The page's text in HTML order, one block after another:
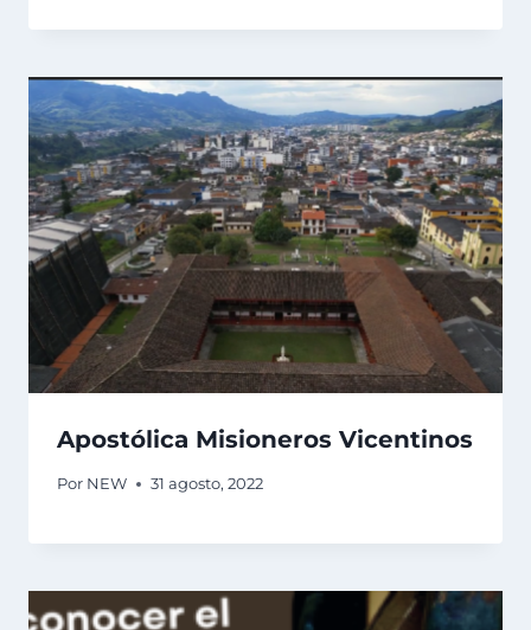
Apostólica Misioneros Vicentinos
Por NEW 31 agosto, 2022